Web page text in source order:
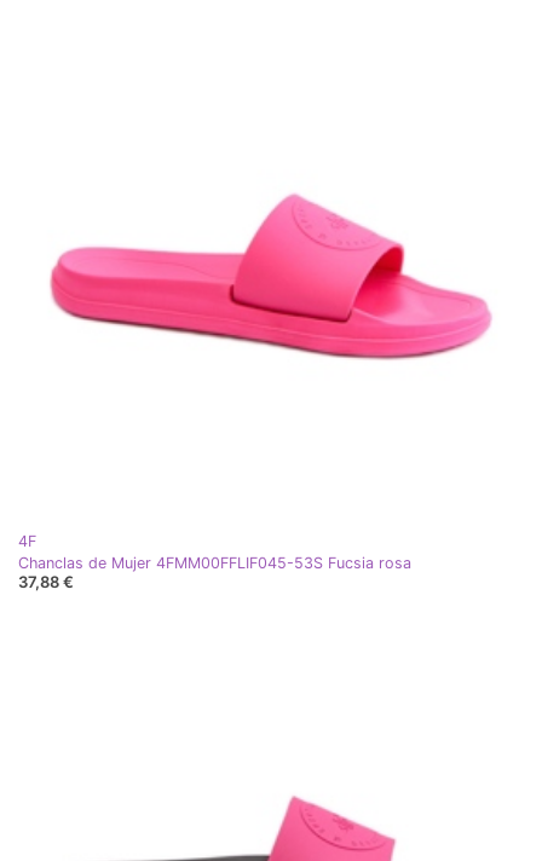
4F
Chanclas de Mujer 4FMM00FFLIF045-53S Fucsia rosa
37,88 €